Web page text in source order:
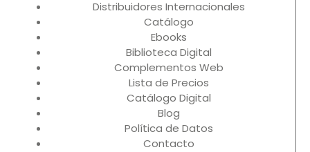
Distribuidores Internacionales
Catálogo
Ebooks
Biblioteca Digital
Complementos Web
Lista de Precios
Catálogo Digital
Blog
Política de Datos
Contacto